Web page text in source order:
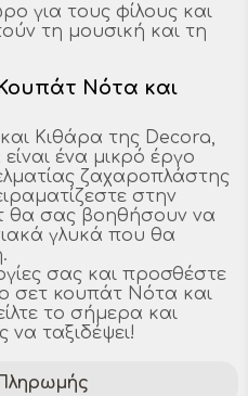
για τους φίλους και
τη μουσική και τη
Κουπάτ Νότα και
Κιθάρα της Decora,
ένα μικρό έργο
ζαχαροπλάστης
στην
θα σας βοηθήσουν να
γλυκά που θα
σας και προσθέστε
σετ κουπάτ Νότα και
το σήμερα και
ταξιδέψει!